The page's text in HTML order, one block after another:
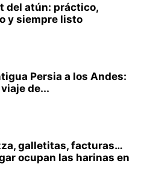
del atún: práctico,
y siempre listo
Persia a los Andes:
de...
galletitas, facturas…
ocupan las harinas en